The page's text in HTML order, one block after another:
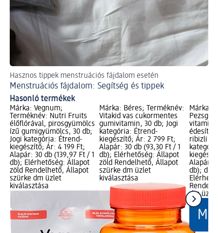
Hasznos tippek menstruációs fájdalom esetén
Menstruációs fájdalom: Segítség és tippek
Hasonló termékek
Márka: Vegnum;
Terméknév: Nutri Fruits
élőflórával, pirosgyümölcs
ízű gumigyümölcs, 30 db;
Jogi kategória: Étrend-
kiegészítő; Ár: 4 199 Ft;
Alapár: 30 db (139,97 Ft / 1
db); Elérhetőség: Állapot
zöld Rendelhető, Állapot
szürke dm üzlet
kiválasztása
Márka: Béres; Terméknév:
Vitakid vas cukormentes
gumivitamin, 30 db; Jogi
kategória: Étrend-
kiegészítő; Ár: 2 799 Ft;
Alapár: 30 db (93,30 Ft / 1
db); Elérhetőség: Állapot
zöld Rendelhető, Állapot
szürke dm üzlet
kiválasztása
Márka:
ribizli
Alapár:
db); dm
dm